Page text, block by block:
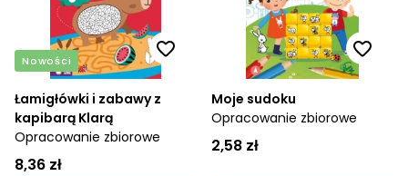
Nowości
Łamigłówki i zabawy z
kapibarą Klarą
Opracowanie zbiorowe
8,36 zł
Moje sudoku
Opracowanie zbiorowe
2,58 zł